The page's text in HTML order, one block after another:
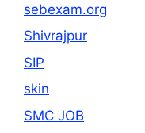
sebexam.org
Shivrajpur
SIP
skin
SMC JOB